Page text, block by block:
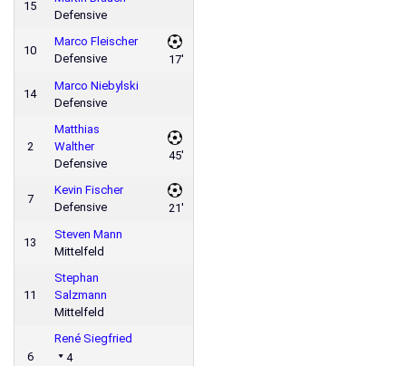
15
Defensive
10
Marco Fleischer
Defensive
17'
14
Marco Niebylski
Defensive
2
Matthias
Walther
Defensive
45'
7
Kevin Fischer
Defensive
21'
13
Steven Mann
Mittelfeld
11
Stephan
Salzmann
Mittelfeld
6
René Siegfried
4